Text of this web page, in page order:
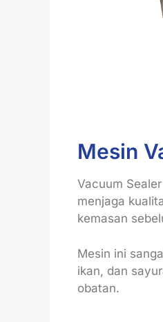
Mesin
Vacuum
menjaga
kemasan
Mesin ini
ikan, dan
obatan.